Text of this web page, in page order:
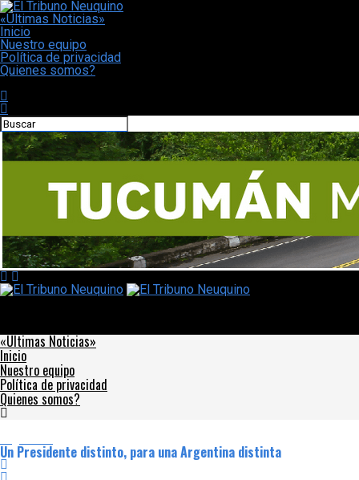
«Últimas Noticias»
Inicio
Nuestro equipo
Política de privacidad
Quienes somos?
«Últimas Noticias»
Inicio
Nuestro equipo
Política de privacidad
Quienes somos?
Un Presidente distinto, para una Argentina distinta